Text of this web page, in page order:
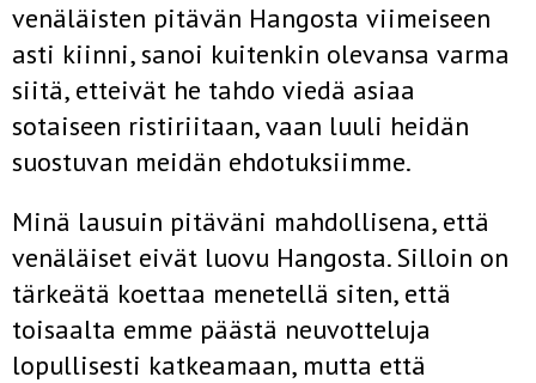
venäläisten pitävän Hangosta viimeiseen
asti kiinni, sanoi kuitenkin olevansa varma
siitä, etteivät he tahdo viedä asiaa
sotaiseen ristiriitaan, vaan luuli heidän
suostuvan meidän ehdotuk­siimme.
Minä lausuin pitäväni mahdollisena, että
venäläiset eivät luovu Hangosta. Silloin on
tärkeätä koettaa menetellä siten, että
toisaalta emme päästä neuvotteluja
lopullisesti katkeamaan, mutta että